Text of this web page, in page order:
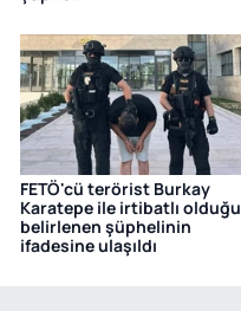
FETÖ'cü terörist Burkay
Karatepe ile irtibatlı olduğu
belirlenen şüphelinin
ifadesine ulaşıldı